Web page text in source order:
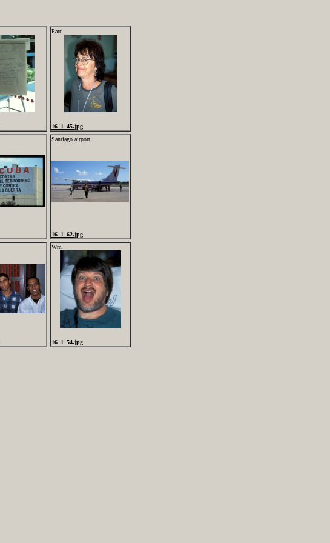
Patti
16_1_45.jpg
Santiago airport
16_1_62.jpg
Wm
16_1_54.jpg